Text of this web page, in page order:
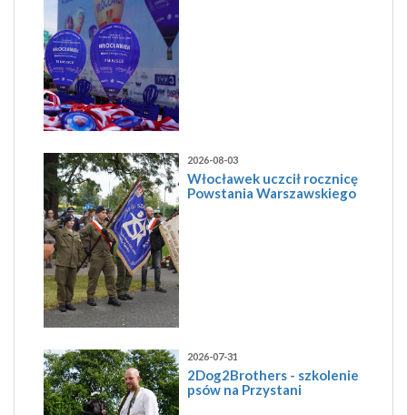
2026-08-03
Włocławek uczcił rocznicę
Powstania Warszawskiego
2026-07-31
2Dog2Brothers - szkolenie
psów na Przystani